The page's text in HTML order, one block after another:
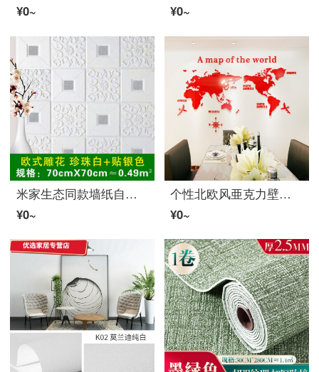
¥0~
¥0~
米家生态同款墙纸自粘宿舍防水防潮贴纸3d装饰墙贴北欧风温馨卧室リビング墙面 【无味】蝴蝶花银色70*70厘米
¥0~
个性北欧风亜克力壁贴3 d立体办公室书斎リビングソファ地図背景壁贴り画テレビ背景壁饰り自粘防水壁贴寮部屋レイアウト赤小【幅80センチ*高さ40センチ】
¥0~